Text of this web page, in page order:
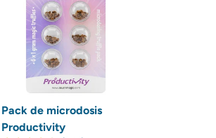
Pack de microdosis
Productivity